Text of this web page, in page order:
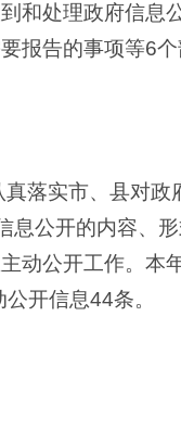
和处理政府信息
报告的事项等6
落实市、县对政
息公开的内容、
动公开工作。本
开信息44条。